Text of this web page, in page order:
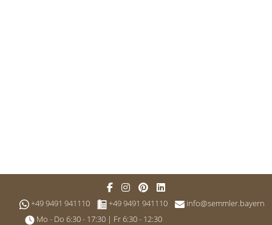
+49 9491 941110 +49 9491 941110
info@semmler.bayern
Mo - Do 6:30 - 17:30 | Fr 6:30 - 12:30